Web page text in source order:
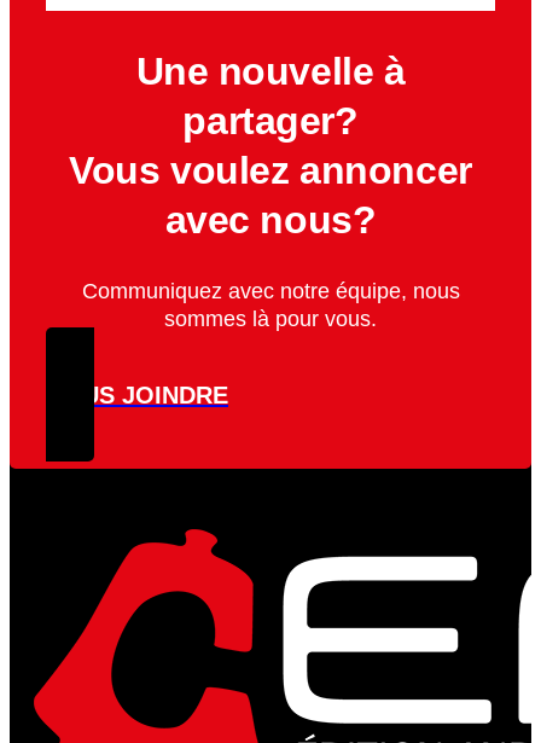
Une nouvelle à
partager?
Vous voulez annoncer
avec nous?
Communiquez avec notre équipe, nous
sommes là pour vous.
NOUS JOINDRE